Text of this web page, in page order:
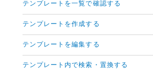
テンプレートを一覧で確認する
テンプレートを作成する
テンプレートを編集する
テンプレート内で検索・置換する